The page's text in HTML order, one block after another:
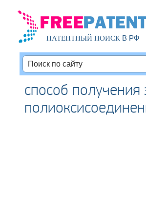
ПАТЕНТНЫЙ ПОИСКВ РФ
способ получения